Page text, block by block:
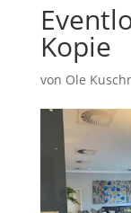
Kopie
von Ole